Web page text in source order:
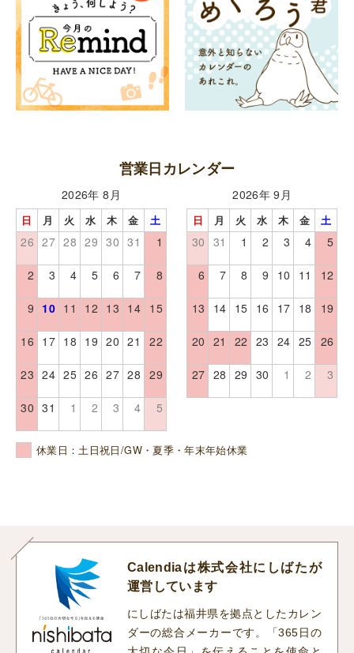
営業日カレンダー
2026年 8月
日 月 火 水 木 金 土
26 27 28 29 30 31 1
2 3 4 5 6 7 8
9 10 11 12 13 14 15
16 17 18 19 20 21 22
23 24 25 26 27 28 29
30 31 1 2 3 4 5
2026年 9月
日 月 火 水 木 金 土
30 31 1 2 3 4 5
6 7 8 9 10 11 12
13 14 15 16 17 18 19
20 21 22 23 24 25 26
27 28 29 30 1 2 3
休業日：土日祝日/GW・夏季・年末年始休業
Calendiaは株式会社にしばたが
運営しています
にしばたは福井県を拠点としたカレン
ダーの総合メーカーです。「365日の